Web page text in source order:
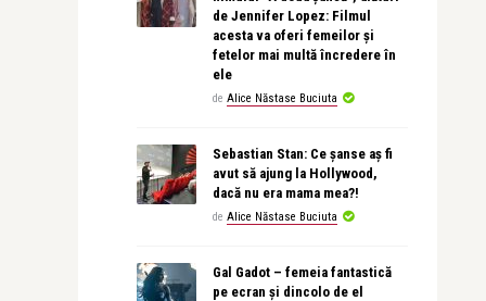
de Jennifer Lopez: Filmul
acesta va oferi femeilor și
fetelor mai multă încredere în
ele
de Alice Năstase Buciuta
Sebastian Stan: Ce șanse aș fi
avut să ajung la Hollywood,
dacă nu era mama mea?!
de Alice Năstase Buciuta
Gal Gadot – femeia fantastică
pe ecran și dincolo de el